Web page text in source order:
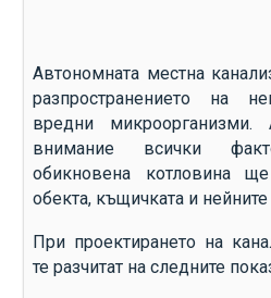
Автономната местна
разпространението на
вредни
внимание всички
обикновена котловина
обекта, къщичката и
При проектирането на
те разчитат на следните